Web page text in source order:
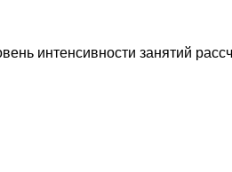
интенсивности занятий